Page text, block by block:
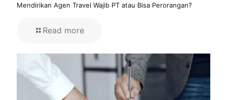
Mendirikan Agen Travel Wajib PT atau Bisa Perorangan?
Read more